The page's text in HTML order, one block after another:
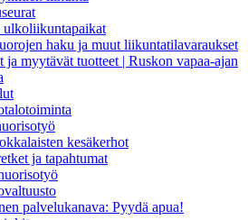
ulkoliikuntapaikat
haku ja muut liikuntatilavaraukset
ja myytävät tuotteet | Ruskon vapaa-ajan
kesäkerhot
ja tapahtumat
palvelukanava: Pyydä apua!